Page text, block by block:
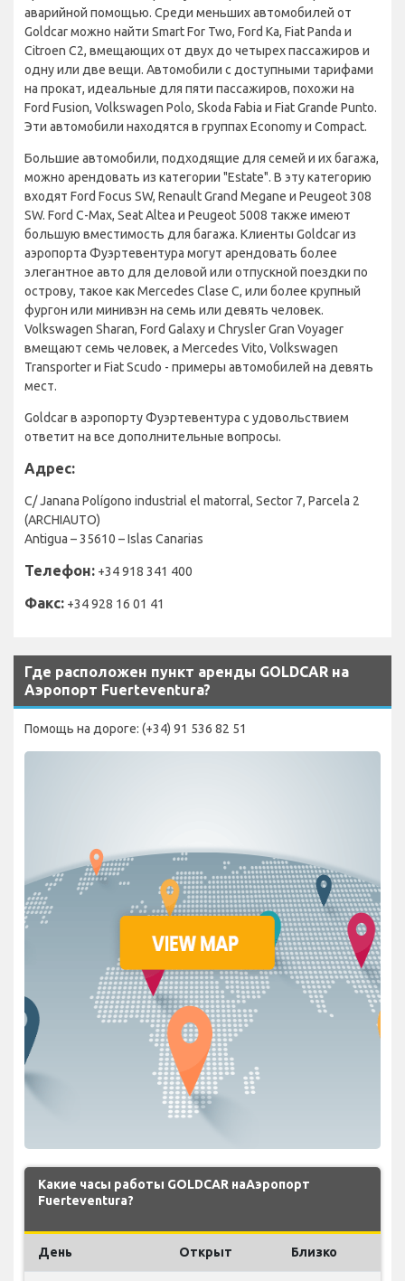
аварийной помощью. Среди меньших автомобилей от
Goldcar можно найти Smart For Two, Ford Ka, Fiat Panda и
Citroen C2, вмещающих от двух до четырех пассажиров и
одну или две вещи. Автомобили с доступными тарифами
на прокат, идеальные для пяти пассажиров, похожи на
Ford Fusion, Volkswagen Polo, Skoda Fabia и Fiat Grande Punto.
Эти автомобили находятся в группах Economy и Compact.
Большие автомобили, подходящие для семей и их багажа,
можно арендовать из категории "Estate". В эту категорию
входят Ford Focus SW, Renault Grand Megane и Peugeot 308
SW. Ford C-Max, Seat Altea и Peugeot 5008 также имеют
большую вместимость для багажа. Клиенты Goldcar из
аэропорта Фуэртевентура могут арендовать более
элегантное авто для деловой или отпускной поездки по
острову, такое как Mercedes Clase C, или более крупный
фургон или минивэн на семь или девять человек.
Volkswagen Sharan, Ford Galaxy и Chrysler Gran Voyager
вмещают семь человек, а Mercedes Vito, Volkswagen
Transporter и Fiat Scudo - примеры автомобилей на девять
мест.
Goldcar в аэропорту Фуэртевентура с удовольствием
ответит на все дополнительные вопросы.
Адрес:
C/ Janana Polígono industrial el matorral, Sector 7, Parcela 2
(ARCHIAUTO)
Antigua – 35610 – Islas Canarias
Телефон: +34 918 341 400
Факс: +34 928 16 01 41
Где расположен пункт аренды GOLDCAR на
Аэропорт Fuerteventura?
Помощь на дороге: (+34) 91 536 82 51
Какие часы работы GOLDCAR наАэропорт
Fuerteventura?
День Открыт Близко